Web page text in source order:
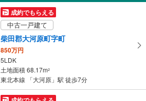
3,250万円
4LDK
土地面積 279.38m
東北本線 「大河原」駅 徒歩9分
成約でもらえる
中古一戸建て
柴田郡大河原町字町
850万円
5LDK
土地面積 68.17m2
東北本線 「大河原」駅 徒歩7分